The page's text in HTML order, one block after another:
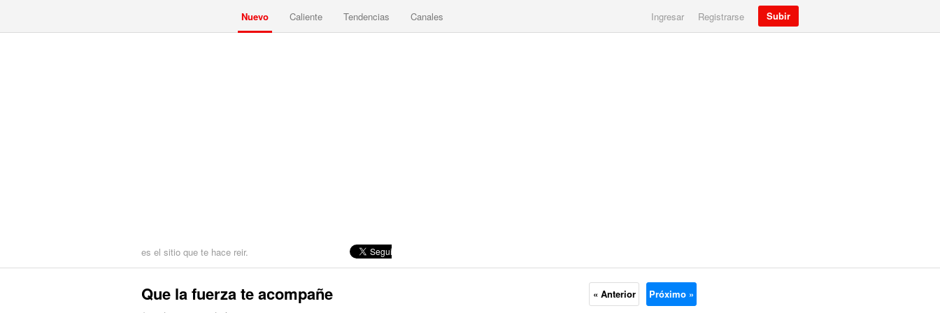
Nuevo Caliente Tendencias Canales Ingresar Registrarse Subir
es el sitio que te hace reir.
Que la fuerza te acompañe « Anterior Próximo »